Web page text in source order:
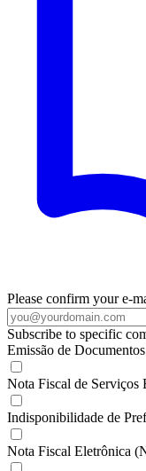
Please confirm your e-
Subscribe to specific
Emissão de
Nota Fiscal de Serviços
Indisponibilidade de
Nota Fiscal Eletrônica